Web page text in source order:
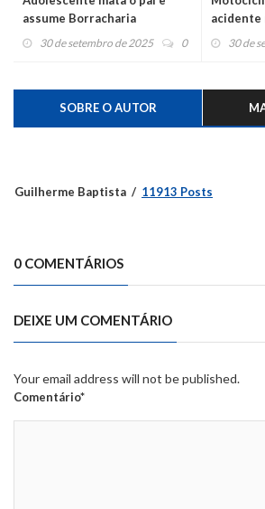
assume Borracharia
30 de setembro de 2025 0
acidente
30 de
SOBRE O AUTOR
Guilherme Baptista 11913 Posts
0 COMENTÁRIOS
DEIXE UM COMENTÁRIO
Your email address will not be published.
Comentário*